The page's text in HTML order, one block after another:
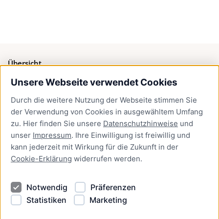
Unsere Webseite verwendet Cookies
Durch die weitere Nutzung der Webseite stimmen Sie
der Verwendung von Cookies in ausgewähltem Umfang
zu. Hier finden Sie unsere Datenschutzhinweise und
unser Impressum. Ihre Einwilligung ist freiwillig und
kann jederzeit mit Wirkung für die Zukunft in der
Cookie-Erklärung widerrufen werden.
Notwendig
Präferenzen
Statistiken
Marketing
Übersicht
Bürgerservice
Presse
Newsletter Lübeck:kompakt
Kontakt
Kontakt
Datenschutzhinweise
Barrierefreiheit